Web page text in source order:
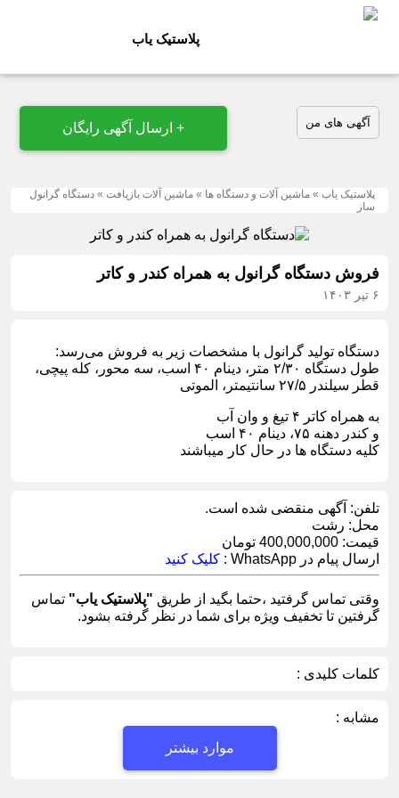
پلاستیک یاب
آگهی های من + ارسال آگهی رایگان
پلاستیک یاب » ماشین آلات و دستگاه ها » ماشین آلات بازیافت » دستگاه گرانول
ساز
فروش دستگاه گرانول به همراه کندر و کاتر
۶ تیر ۱۴۰۳
دستگاه تولید گرانول با مشخصات زیر به فروش می‌رسد:
طول دستگاه ۲/۳۰ متر، دینام ۴۰ اسب، سه محور، کله پیچی،
قطر سیلندر ۲۷/۵ سانتیمتر، الموتی
به همراه کاتر ۴ تیغ و وان آب
و کندر دهنه ۷۵، دینام ۴۰ اسب
کلیه دستگاه ها در حال کار میباشند
تلفن: آگهی منقضی شده است.
محل: رشت
قیمت: 400,000,000 تومان
ارسال پیام در WhatsApp :
کلیک کنید
وقتی تماس گرفتید ،حتما بگید از طریق "پلاستیک یاب" تماس
گرفتین تا تخفیف ویژه برای شما در نظر گرفته بشود.
کلمات کلیدی :
مشابه :
موارد بیشتر